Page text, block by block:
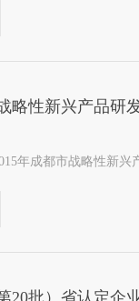
略性新兴产品研
年成都市战略性新
20批）省认定企